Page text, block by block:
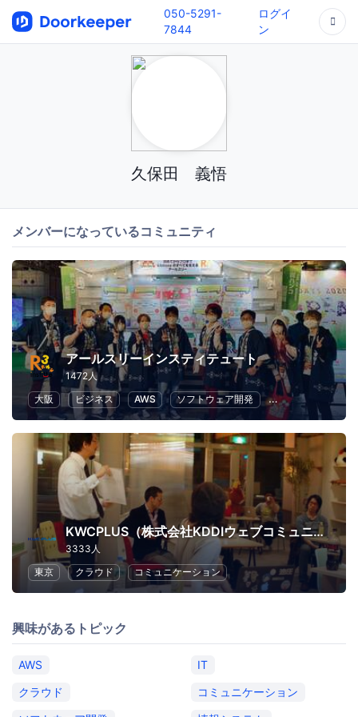
050-5291-
7844
ログイ
ン
久保田 義悟
メンバーになっているコミュニティ
アールスリーインスティテュート
1472人
大阪
ビジネス AWS ソフトウェア開発 クラウド
KWCPLUS（株式会社KDDIウェブコミュニケーションズ）
3333人
東京
クラウド コミュニケーション
興味があるトピック
AWS
IT
クラウド
コミュニケーション